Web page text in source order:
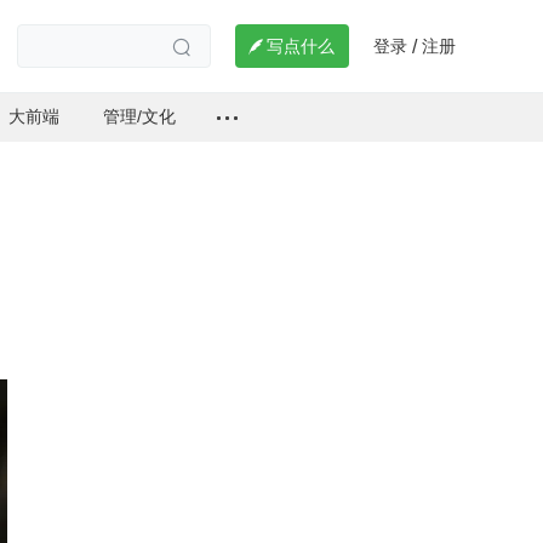
  写点什么 登录 / 注册
大前端 管理/文化